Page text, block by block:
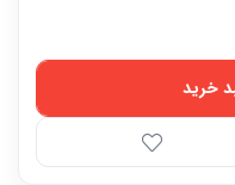
خرید